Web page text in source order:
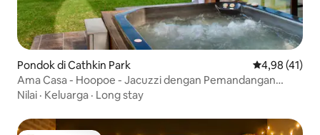
Pondok di Cathkin Park Nilai rata-
4,98 (41)
Ama Casa - Hoopoe - Jacuzzi dengan Pemandangan
Gunung
Nilai · Keluarga · Long stay